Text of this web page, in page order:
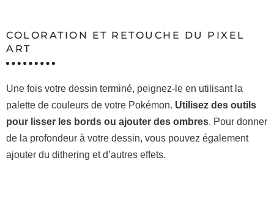
COLORATION ET RETOUCHE DU PIXEL
ART
Une fois votre dessin terminé, peignez-le en utilisant la
palette de couleurs de votre Pokémon. Utilisez des outils
pour lisser les bords ou ajouter des ombres. Pour donner
de la profondeur à votre dessin, vous pouvez également
ajouter du dithering et d’autres effets.